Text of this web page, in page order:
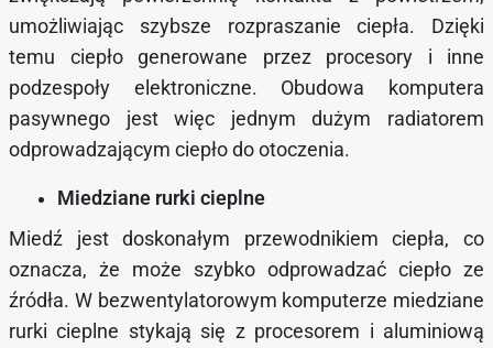
umożliwiając szybsze rozpraszanie ciepła. Dzięki
temu ciepło generowane przez procesory i inne
podzespoły elektroniczne. Obudowa komputera
pasywnego jest więc jednym dużym radiatorem
odprowadzającym ciepło do otoczenia.
Miedziane rurki cieplne
Miedź jest doskonałym przewodnikiem ciepła, co
oznacza, że ​​może szybko odprowadzać ciepło ze
źródła. W bezwentylatorowym komputerze miedziane
rurki cieplne stykają się z procesorem i aluminiową